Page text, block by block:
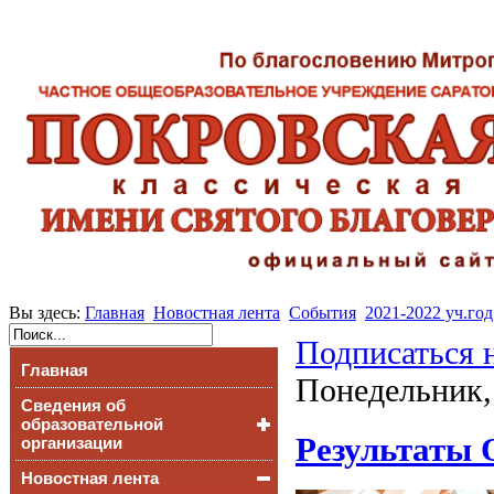
Вы здесь: Главная Новостная лента События 2021-2022 уч.год
Главная
Сведения об
образовательной
организации
Основные сведения
Новостная лента
Подписаться